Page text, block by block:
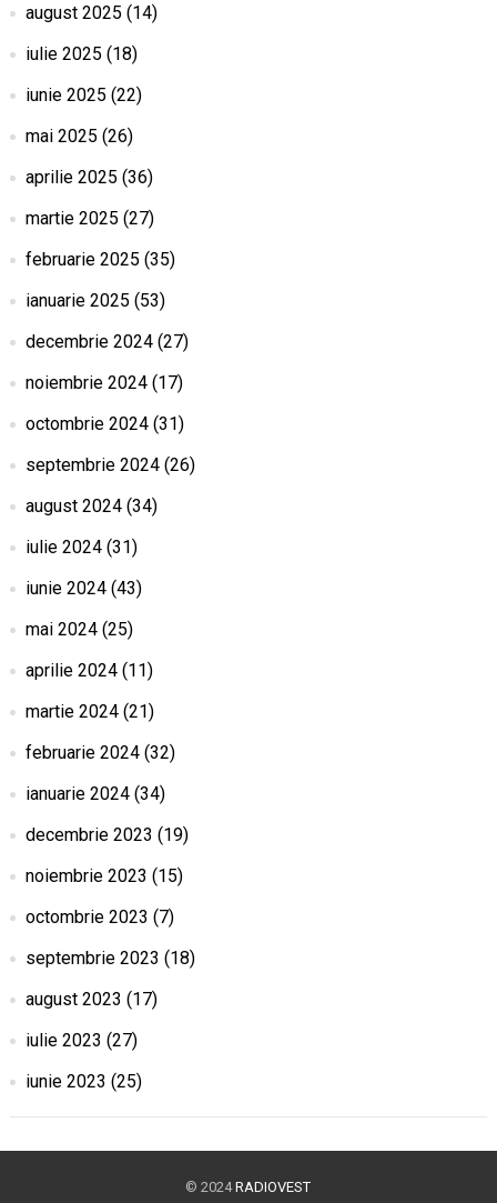
august 2025 (14)
iulie 2025 (18)
iunie 2025 (22)
mai 2025 (26)
aprilie 2025 (36)
martie 2025 (27)
februarie 2025 (35)
ianuarie 2025 (53)
decembrie 2024(27)
noiembrie 2024(17)
octombrie 2024(31)
septembrie 2024(26)
august 2024(34)
iulie 2024(31)
iunie 2024(43)
mai 2024(25)
aprilie 2024(11)
martie 2024(21)
februarie 2024(32)
ianuarie 2024(34)
decembrie 2023 (19)
noiembrie 2023 (15)
octombrie 2023 (7)
septembrie 2023 (18)
august 2023 (17)
iulie 2023 (27)
iunie 2023 (25)
© 2024RADIOVEST